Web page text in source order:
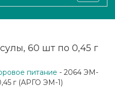
60 шт по 0,45 г
питание - 2064 ЭМ-
г (АРГО ЭМ-1)